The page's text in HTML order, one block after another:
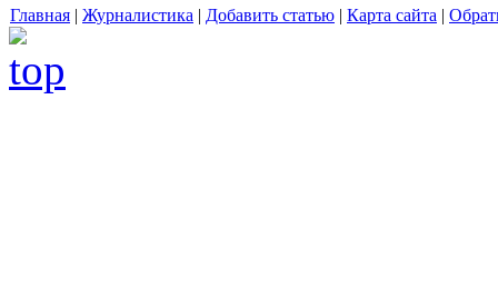
Главная | Журналистика | Добавить статью | Карта сайта |